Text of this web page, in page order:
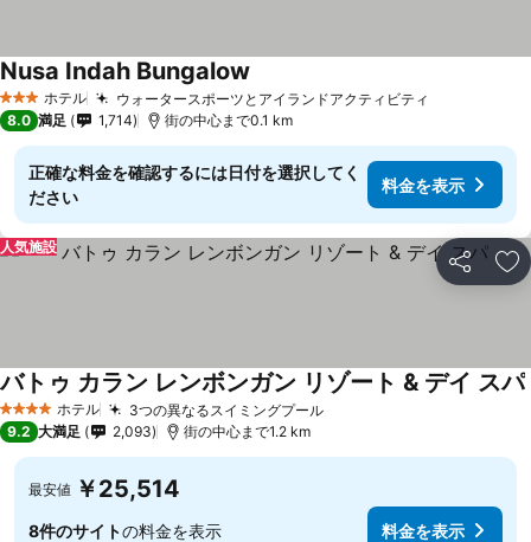
3 ホテルのランク
ホテル ウォータースポーツとアイランドアクティビティ
Nusa Indah Bungalow
8.0 満足 1,714 街の中心まで0.1 km
正確な料金を確認するには日付を選択してく
ださい
料金を表示
シェア お
人気施設
4 ホテルのランク
ホテル 3つの異なるスイミングプール料金を表示
バトゥ カラン レンボンガン リゾート & デイ スパ
9.2 大満足 2,093 街の中心まで1.2 km
最安値 ￥25,514
8件のサイトの料金を表示 料金を表示